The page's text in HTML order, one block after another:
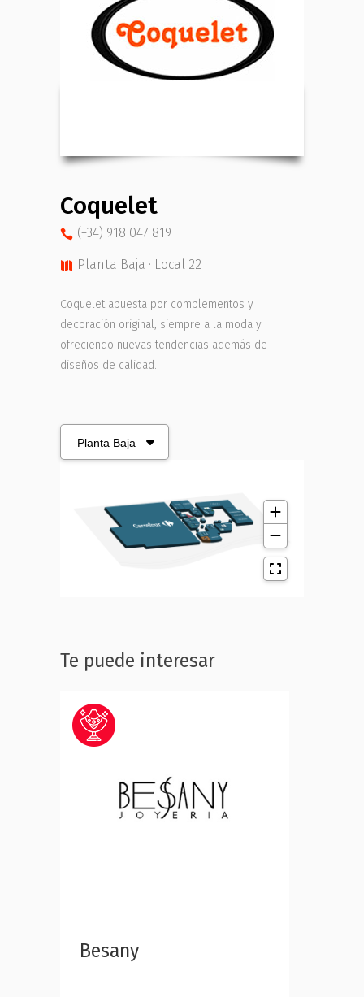
Coquelet
(+34) 918 047 819
Planta Baja · Local 22
Coquelet apuesta por complementos y
decoración original, siempre a la moda y
ofreciendo nuevas tendencias además de
diseños de calidad.
Te puede interesar
Besany